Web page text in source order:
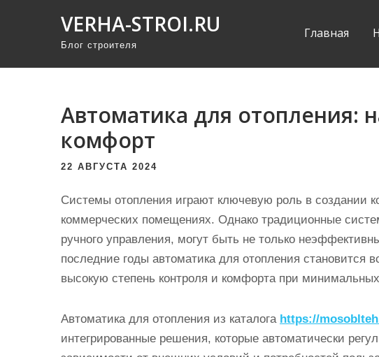
м
VERHA-STROI.RU
Блог строителя
Главная
Автоматика для отопления:
комфорт
22 АВГУСТА 2024
Системы отопления играют ключевую роль в создании
коммерческих помещениях. Однако традиционные
ручного управления, могут быть не только
последние годы автоматика для отопления становится
высокую степень контроля и комфорта при минимальных
Автоматика для отопления из каталога https://
интегрированные решения, которые автоматически